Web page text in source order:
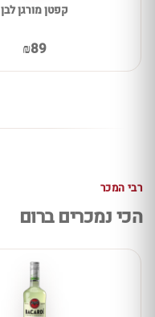
קפטן מורגן לבן
₪89
רבי המכר
הכי נמכרים ברום